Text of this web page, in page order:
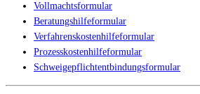
Vollmachtsformular
Beratungshilfeformular
Verfahrenskostenhilfeformular
Prozesskostenhilfeformular
Schweigepflichtentbindungsformular